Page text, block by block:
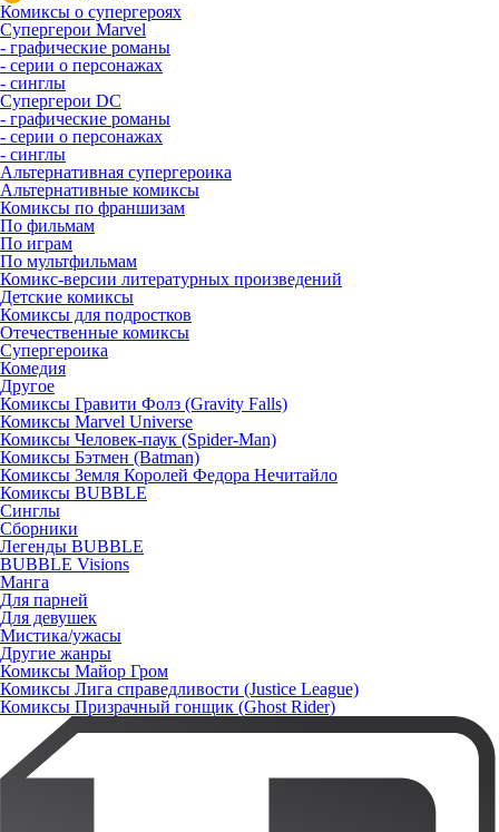
Комиксы о супергероях
Супергерои Marvel
- графические романы
- серии о персонажах
- синглы
Супергерои DC
- графические романы
- серии о персонажах
- синглы
Альтернативная супергероика
Альтернативные комиксы
Комиксы по франшизам
По фильмам
По играм
По мультфильмам
Комикс-версии литературных произведений
Детские комиксы
Комиксы для подростков
Отечественные комиксы
Супергероика
Комедия
Другое
Комиксы Гравити Фолз (Gravity Falls)
Комиксы Marvel Universe
Комиксы Человек-паук (Spider-Man)
Комиксы Бэтмен (Batman)
Комиксы Земля Королей Федора Нечитайло
Комиксы BUBBLE
Синглы
Сборники
Легенды BUBBLE
BUBBLE Visions
Манга
Для парней
Для девушек
Мистика/ужасы
Другие жанры
Комиксы Майор Гром
Комиксы Лига справедливости (Justice League)
Комиксы Призрачный гонщик (Ghost Rider)